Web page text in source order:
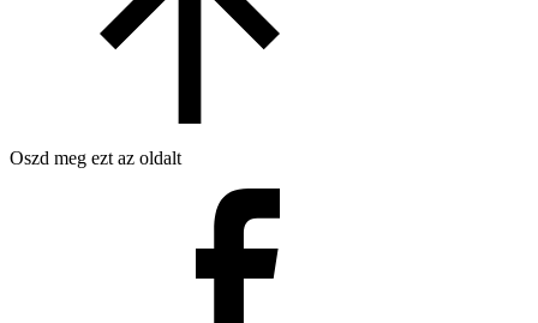
Oszd meg ezt az oldalt